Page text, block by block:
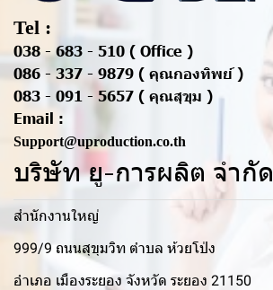
Tel :
038 - 683 - 510 ( Office )
086 - 337 - 9879 ( คุณกองทิพย์ )
083 - 091 - 5657 ( คุณสุขุม )
Email :
Support@uproduction.co.th
บริษัท ยู-การผลิต จำกัด
สำนักงานใหญ่
999/9 ถนนสุขุมวิท ตำบล ห้วยโป่ง
อำเภอ เมืองระยอง จังหวัด ระยอง 21150